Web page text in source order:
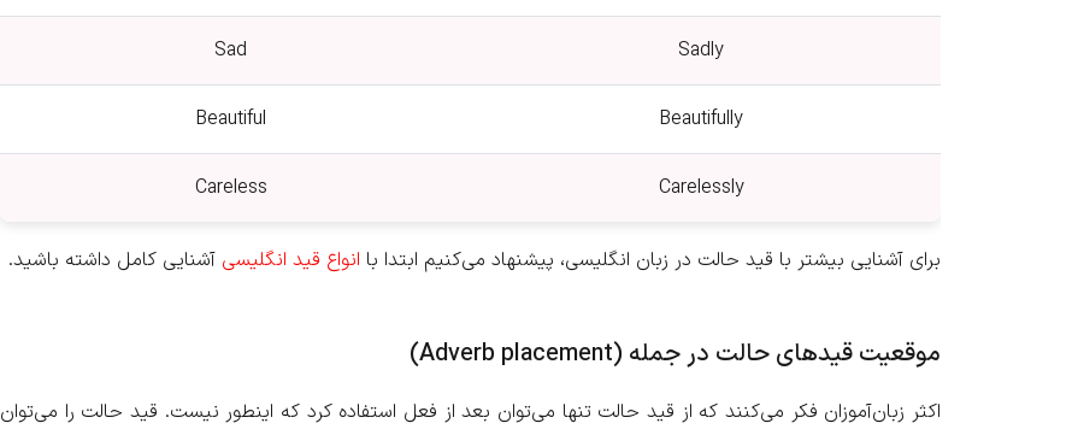
Sad Sadly
Beautiful Beautifully
Careless Carelessly
برای آشنایی بیشتر با قید حالت در زبان انگلیسی، پیشنهاد می‌کنیم ابتدا با انواع قید انگلیسی آشنایی کامل داشته باشید.
موقعیت قیدهای حالت در جمله (Adverb placement)
اکثر زبان‌آموزان فکر می‌کنند که از قید حالت تنها می‌توان بعد از فعل استفاده کرد که اینطور نیست. قید حالت را می‌توان